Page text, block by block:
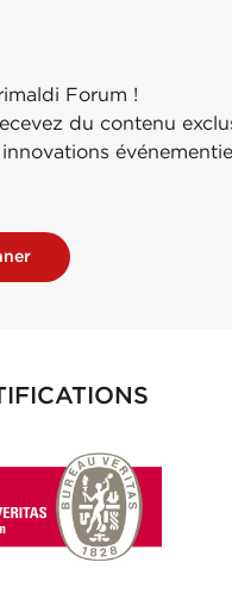
Forum !
du contenu